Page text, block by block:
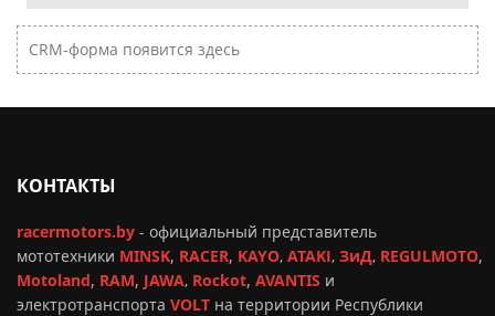
CRM-форма появится здесь
КОНТАКТЫ
racermotors.by - официальный представитель
мототехники MINSK, RACER, KAYO, ATAKI, ЗиД, REGULMOTO,
Motoland, RAM, JAWA, Rockot, AVANTIS и
электротранспорта VOLT на территории Республики